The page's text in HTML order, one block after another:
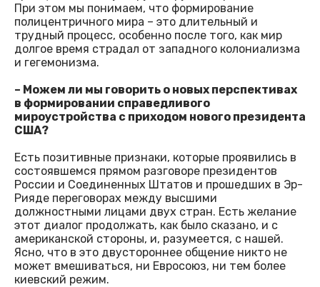
При этом мы понимаем, что формирование
полицентричного мира – это длительный и
трудный процесс, особенно после того, как мир
долгое время страдал от западного колониализма
и гегемонизма.
– Можем ли мы говорить о новых перспективах
в формировании справедливого
мироустройства с приходом нового президента
США?
Есть позитивные признаки, которые проявились в
состоявшемся прямом разговоре президентов
России и Соединенных Штатов и прошедших в Эр-
Рияде переговорах между высшими
должностными лицами двух стран. Есть желание
этот диалог продолжать, как было сказано, и с
американской стороны, и, разумеется, с нашей.
Ясно, что в это двустороннее общение никто не
может вмешиваться, ни Евросоюз, ни тем более
киевский режим.